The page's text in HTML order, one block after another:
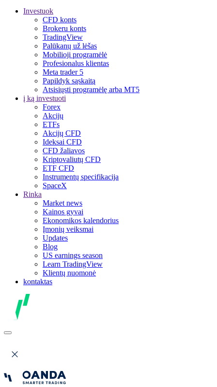
Investuok
CFD konts
Brokeru konts
TradingView
Palūkanų už lėšas
Mobilioji programėlė
Profesionalus klientas
Meta trader 5
Papildyk sąskaitą
Atsisiųsti programėlę arba MT5
į ką investuoti
Forex
Akcijų
ETFs
Akcijų CFD
Ideksai CFD
CFD žaliavos
Kriptovaliutų CFD
ETF CFD
Instrumentų specifikacija
SpaceX
Rinka
Market news
Kainos gyvai
Ekonomikos kalendorius
Įmonių veiksmai
Updates
Blog
US earnings season
Learn TradingView
Klientų nuomonė
kontaktas